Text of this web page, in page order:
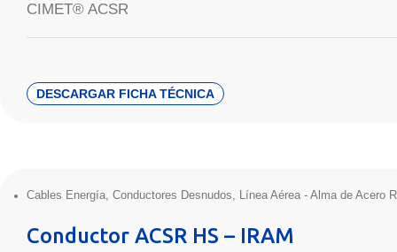
CIMET® ACSR
DESCARGAR FICHA TÉCNICA
Cables Energía, Conductores Desnudos, Línea Aérea - Alma de Acero
Conductor ACSR HS – IRAM